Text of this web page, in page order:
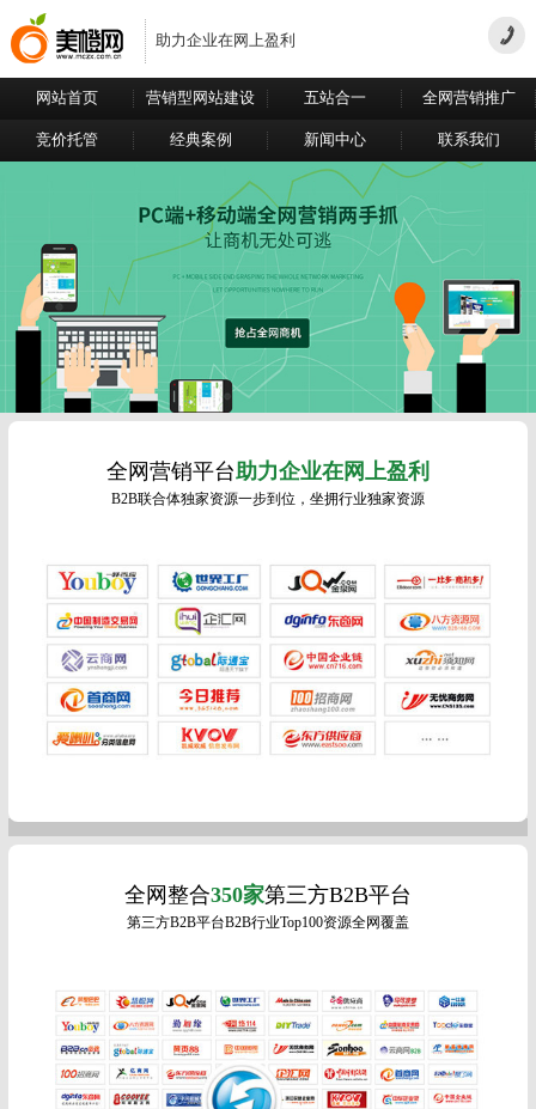
助力企业在网上盈利
网站首页 营销型网站建设 五站合一 全网营销推广
竞价托管 经典案例 新闻中心 联系我们
全网营销平台助力企业在网上盈利
B2B联合体独家资源一步到位，坐拥行业独家资源
全网整合350家第三方B2B平台
第三方B2B平台B2B行业Top100资源全网覆盖